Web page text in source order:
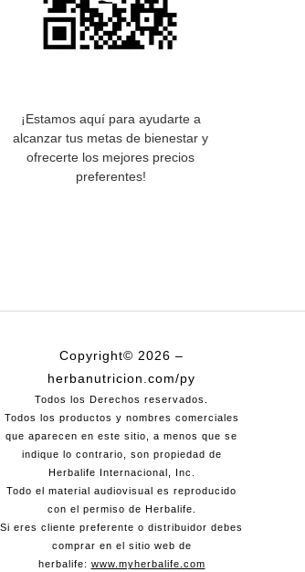
¡Estamos aquí para ayudarte a
alcanzar tus metas de bienestar y
ofrecerte los mejores precios
preferentes!
Copyright© 2026 –
herbanutricion.com/py
Todos los Derechos reservados.
Todos los productos y nombres comerciales
que aparecen en este sitio, a menos que se
indique lo contrario, son propiedad de
Herbalife Internacional, Inc.
Todo el material audiovisual es reproducido
con el permiso de Herbalife.
Si eres cliente preferente o distribuidor debes
comprar en el sitio web de
herbalife: www.myherbalife.com